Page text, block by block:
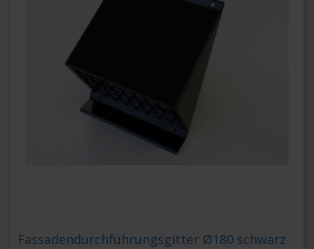
Fassadendurchführungsgitter Ø180 schwarz